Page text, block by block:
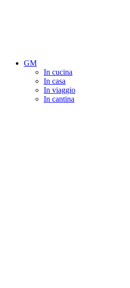
GM
In cucina
In casa
In viaggio
In cantina